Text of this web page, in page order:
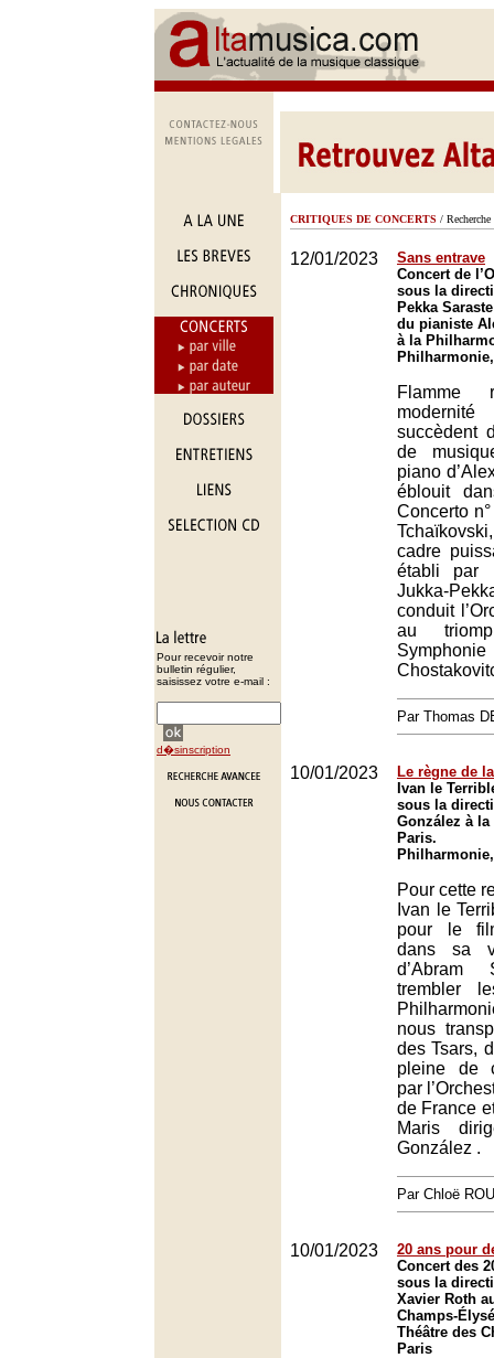
Pour recevoir notre
bulletin régulier,
saisissez votre e-mail :
d�sinscription
CRITIQUES DE CONCERTS / Recherche
12/01/2023
Sans entrave
Concert de
sous la
Pekka
du pianiste
à la
Flamme
succèdent
de
piano
éblouit
Concerto
cadre
établi par
Jukka-
conduit
au
Par Thomas
10/01/2023
Le règne de
Ivan le
sous la
González à
Paris.
Pour cette
Ivan le
pour le
dans sa
d’Abram
trembler
nous
des Tsars,
pleine de
par
de France
Maris
González .
Par Chloë
10/01/2023
20 ans pour
Concert des
sous la
Xavier Roth
Champs-
Théâtre des
Paris